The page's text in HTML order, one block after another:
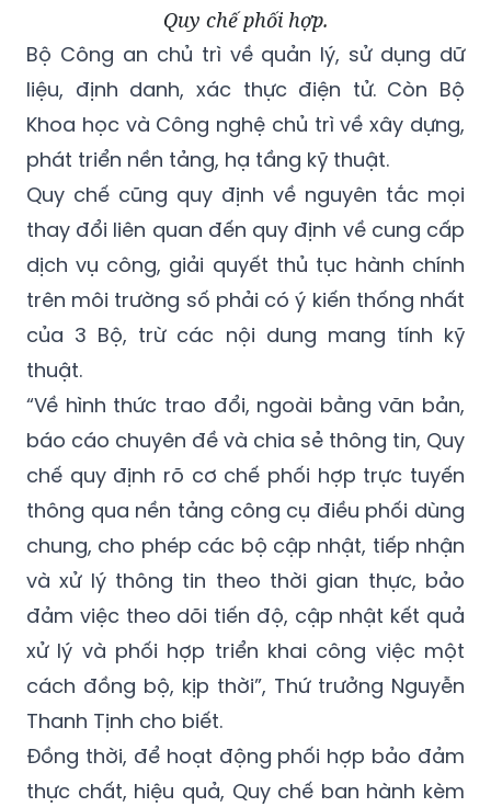
Quy chế phối hợp.
Bộ Công an chủ trì về quản lý, sử dụng dữ
liệu, định danh, xác thực điện tử. Còn Bộ
Khoa học và Công nghệ chủ trì về xây dựng,
phát triển nền tảng, hạ tầng kỹ thuật.
Quy chế cũng quy định về nguyên tắc mọi
thay đổi liên quan đến quy định về cung cấp
dịch vụ công, giải quyết thủ tục hành chính
trên môi trường số phải có ý kiến thống nhất
của 3 Bộ, trừ các nội dung mang tính kỹ
thuật.
“Về hình thức trao đổi, ngoài bằng văn bản,
báo cáo chuyên đề và chia sẻ thông tin, Quy
chế quy định rõ cơ chế phối hợp trực tuyến
thông qua nền tảng công cụ điều phối dùng
chung, cho phép các bộ cập nhật, tiếp nhận
và xử lý thông tin theo thời gian thực, bảo
đảm việc theo dõi tiến độ, cập nhật kết quả
xử lý và phối hợp triển khai công việc một
cách đồng bộ, kịp thời”, Thứ trưởng Nguyễn
Thanh Tịnh cho biết.
Đồng thời, để hoạt động phối hợp bảo đảm
thực chất, hiệu quả, Quy chế ban hành kèm